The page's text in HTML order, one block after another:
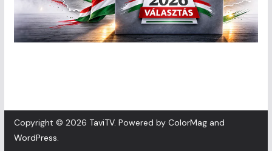
Copyright © 2026 TaviTV. Powered by ColorMagand
WordPress.